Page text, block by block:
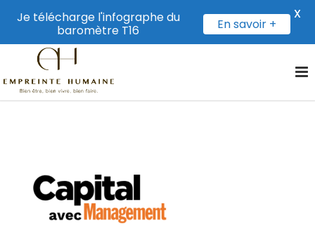
Je télécharge l'infographe du
baromètre T16
En savoir +
X